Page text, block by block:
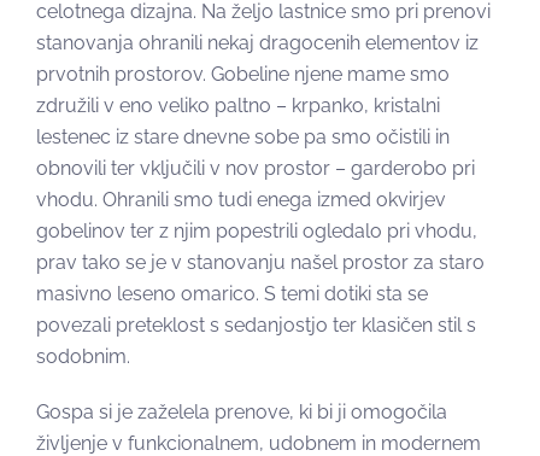
celotnega dizajna. Na željo lastnice smo pri prenovi
stanovanja ohranili nekaj dragocenih elementov iz
prvotnih prostorov. Gobeline njene mame smo
združili v eno veliko paltno – krpanko, kristalni
lestenec iz stare dnevne sobe pa smo očistili in
obnovili ter vključili v nov prostor – garderobo pri
vhodu. Ohranili smo tudi enega izmed okvirjev
gobelinov ter z njim popestrili ogledalo pri vhodu,
prav tako se je v stanovanju našel prostor za staro
masivno leseno omarico. S temi dotiki sta se
povezali preteklost s sedanjostjo ter klasičen stil s
sodobnim.
Gospa si je zaželela prenove, ki bi ji omogočila
življenje v funkcionalnem, udobnem in modernem